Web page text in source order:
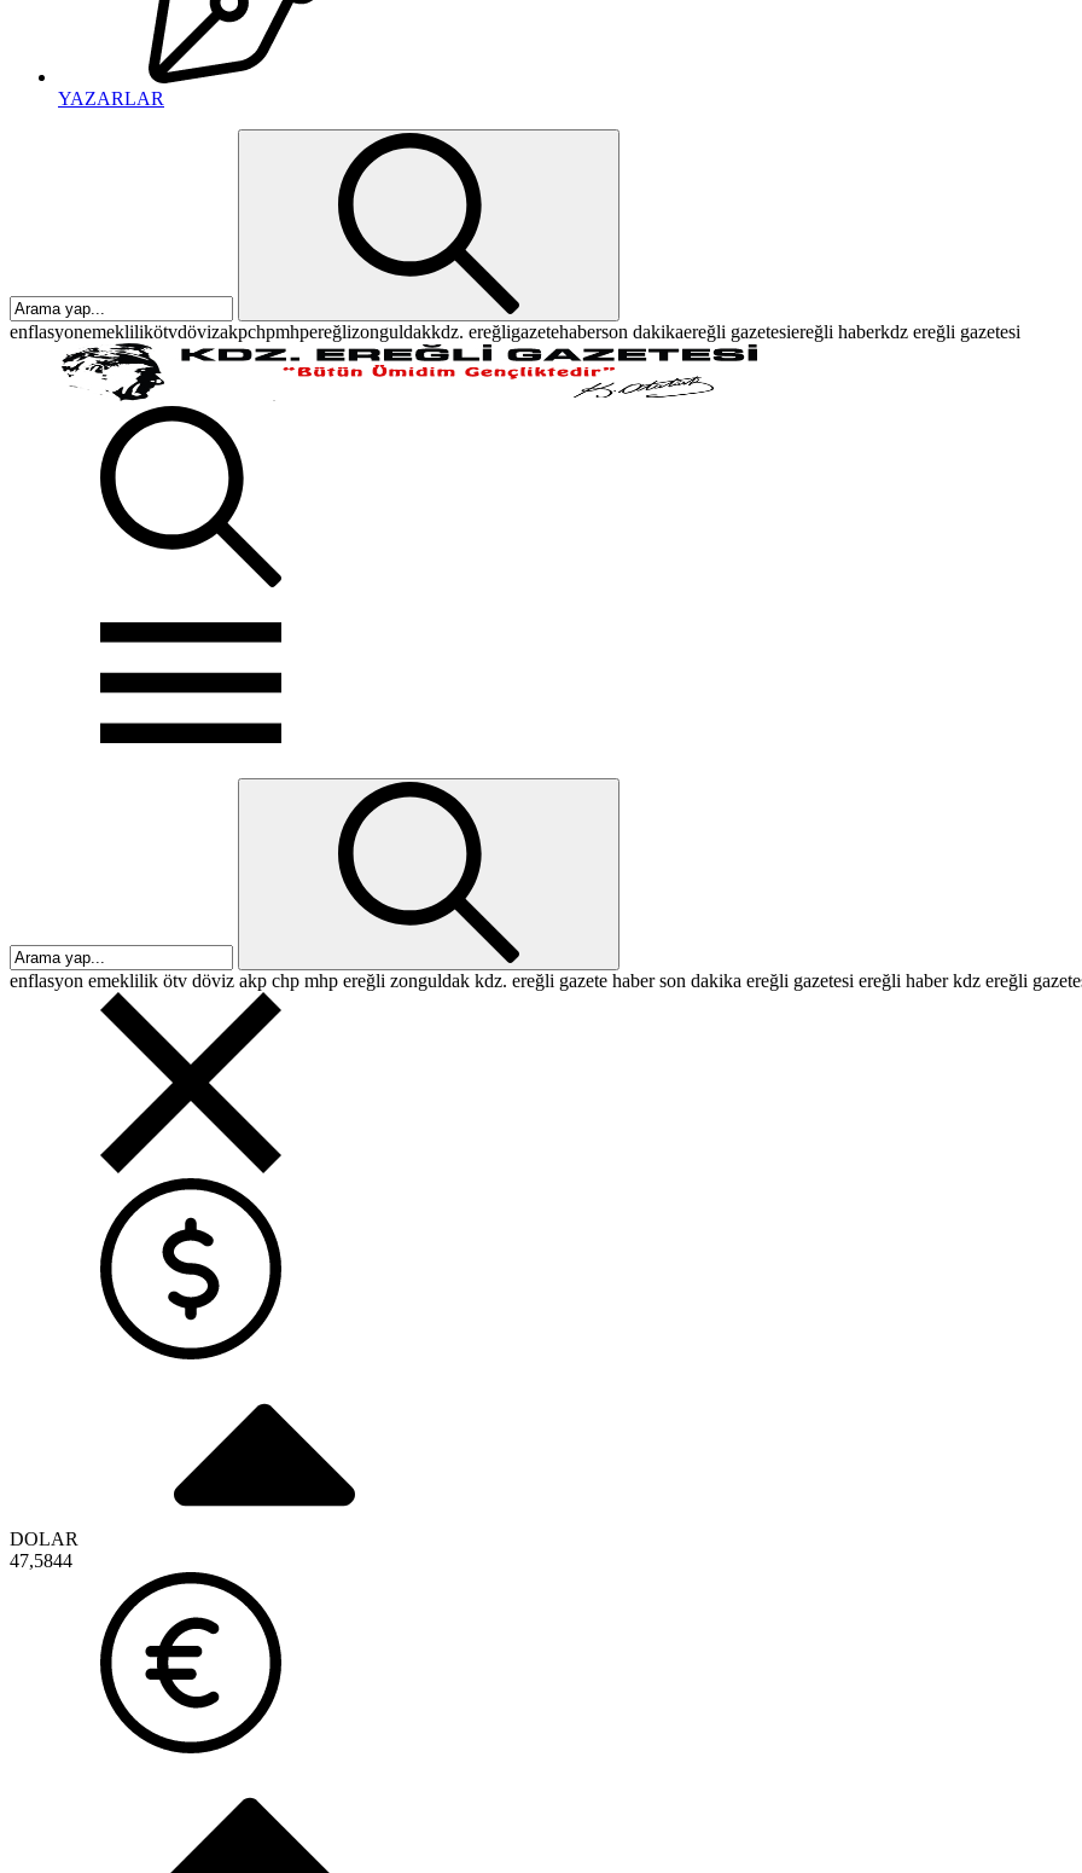
YAZARLAR
enflasyonemeklilikötvdövizakpchpmhpereğlizonguldakkdz. ereğligazetehaberson dakikaereğli gazetesiereğli haberkdz ereğli gazetesi
enflasyon emeklilik ötv döviz akp chp mhp ereğli zonguldak kdz. ereğli gazete haberson dakika ereğli gazetesi ereğli haberkdz ereğli
DOLAR
47,5844